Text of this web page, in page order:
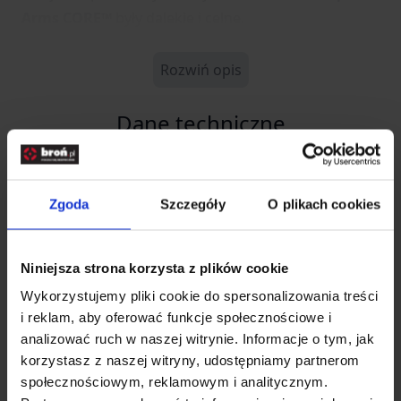
Zgoda Szczegóły O plikach cookies
Niniejsza strona korzysta z plików cookie
Wykorzystujemy pliki cookie do spersonalizowania treści
i reklam, aby oferować funkcje społecznościowe i
analizować ruch w naszej witrynie. Informacje o tym, jak
korzystasz z naszej witryny, udostępniamy partnerom
społecznościowym, reklamowym i analitycznym.
Rozwiń opis
Dane techniczne
EAN
Producent
SPECNA ARMS
Producent
Nazwa
SPE-GF CORP Sp. Z o.o.